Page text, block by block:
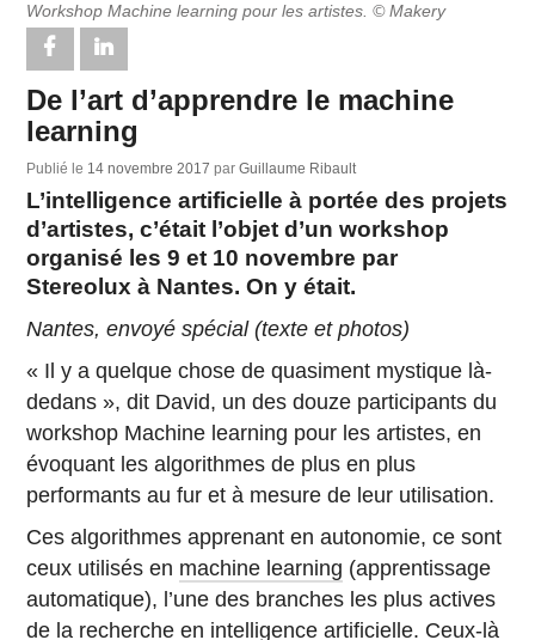
Workshop Machine learning pour les artistes. © Makery
De l’art d’apprendre le machine
learning
Publié le 14 novembre 2017parGuillaume Ribault
L’intelligence artificielle à portée des projets
d’artistes, c’était l’objet d’un workshop
organisé les 9 et 10 novembre par
Stereolux à Nantes. On y était.
Nantes, envoyé spécial (texte et photos)
« Il y a quelque chose de quasiment mystique là-
dedans », dit David, un des douze participants du
workshop Machine learning pour les artistes, en
évoquant les algorithmes de plus en plus
performants au fur et à mesure de leur utilisation.
Ces algorithmes apprenant en autonomie, ce sont
ceux utilisés en machine learning (apprentissage
automatique), l’une des branches les plus actives
de la recherche en intelligence artificielle. Ceux-là